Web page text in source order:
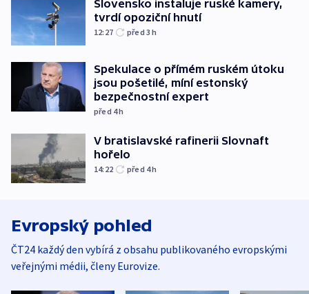
Slovensko instaluje ruské kamery,
tvrdí opoziční hnutí
12:27 před 3h
Spekulace o přímém ruském útoku
jsou pošetilé, míní estonský
bezpečnostní expert
před 4h
V bratislavské rafinerii Slovnaft
hořelo
14:22 před 4h
Evropský pohled
ČT24 každý den vybírá z obsahu publikovaného evropskými
veřejnými médii, členy Eurovize.